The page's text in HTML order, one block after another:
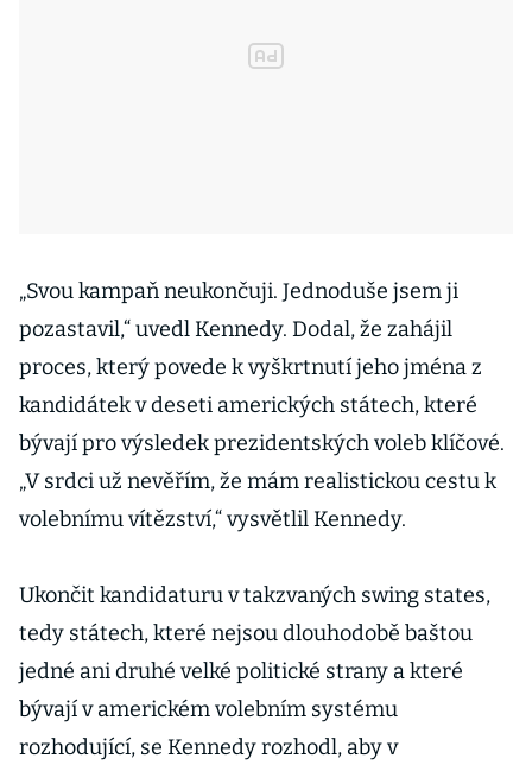
„Svou kampaň neukončuji. Jednoduše jsem ji
pozastavil,“ uvedl Kennedy. Dodal, že zahájil
proces, který povede k vyškrtnutí jeho jména z
kandidátek v deseti amerických státech, které
bývají pro výsledek prezidentských voleb klíčové.
„V srdci už nevěřím, že mám realistickou cestu k
volebnímu vítězství,“ vysvětlil Kennedy.
Ukončit kandidaturu v takzvaných swing states,
tedy státech, které nejsou dlouhodobě baštou
jedné ani druhé velké politické strany a které
bývají v americkém volebním systému
rozhodující, se Kennedy rozhodl, aby v